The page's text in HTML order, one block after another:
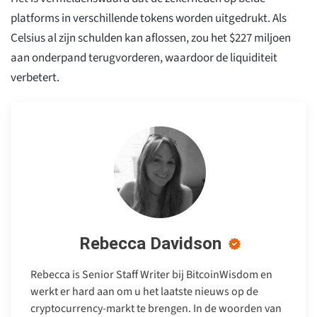
platforms in verschillende tokens worden uitgedrukt. Als
Celsius al zijn schulden kan aflossen, zou het $227 miljoen
aan onderpand terugvorderen, waardoor de liquiditeit
verbetert.
Rebecca Davidson
Rebecca is Senior Staff Writer bij BitcoinWisdom en
werkt er hard aan om u het laatste nieuws op de
cryptocurrency-markt te brengen. In de woorden van